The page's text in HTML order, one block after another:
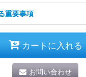
重要事項
カートに入れる
お問い合わせ